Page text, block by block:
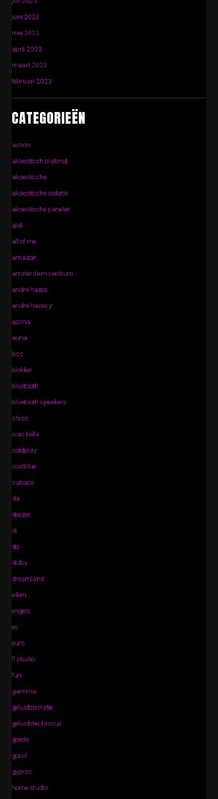
juni 2023
mei 2023
april 2023
maart 2023
februari 2023
CATEGORIEËN
action
akoestisch plafond
akoestische
akoestische isolatie
akoestische panelen
aldi
all of me
amazon
amsterdam centrum
andre hazes
andre hazes jr
asona
auna
bcc
blokker
bluetooth
bluetooth speakers
chico
ciao bella
coldplay
coolblue
cubase
da
deezer
di
do
dolby
dreamland
eiken
engels
es
euro
fl studio
fun
gamma
geluidsisolatie
geluidstechnicus
goede
goud
gyproc
home studio